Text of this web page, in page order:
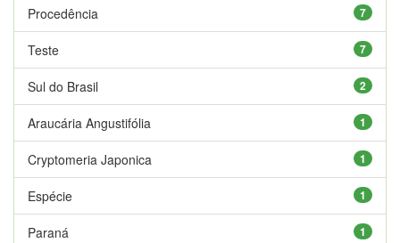
7
Procedência
7
Teste
2
Sul do Brasil
1
Araucária Angustifólia
1
Cryptomeria Japonica
1
Espécie
1
Paraná